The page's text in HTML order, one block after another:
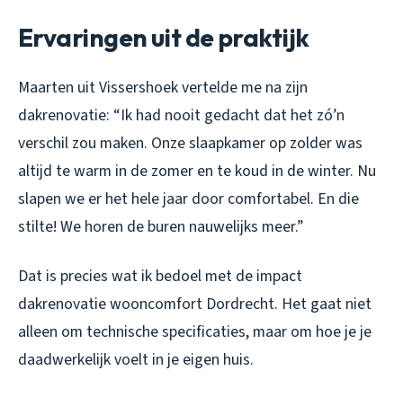
Ervaringen uit de praktijk
Maarten uit Vissershoek vertelde me na zijn
dakrenovatie: “Ik had nooit gedacht dat het zó’n
verschil zou maken. Onze slaapkamer op zolder was
altijd te warm in de zomer en te koud in de winter. Nu
slapen we er het hele jaar door comfortabel. En die
stilte! We horen de buren nauwelijks meer.”
Dat is precies wat ik bedoel met de impact
dakrenovatie wooncomfort Dordrecht. Het gaat niet
alleen om technische specificaties, maar om hoe je je
daadwerkelijk voelt in je eigen huis.